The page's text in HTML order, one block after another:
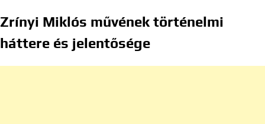
Zrínyi Miklós művének történelmi
háttere és jelentősége